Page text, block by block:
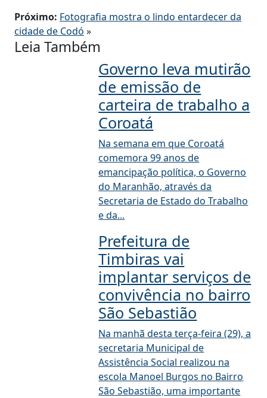
Próximo: Fotografia mostra o lindo entardecer da
cidade de Codó »
Leia Também
Governo leva mutirão
de emissão de
carteira de trabalho a
Coroatá
Na semana em que Coroatá
comemora 99 anos de
emancipação política, o Governo
do Maranhão, através da
Secretaria de Estado do Trabalho
e da...
Prefeitura de
Timbiras vai
implantar serviços de
convivência no bairro
São Sebastião
Na manhã desta terça-feira (29), a
secretaria Municipal de
Assistência Social realizou na
escola Manoel Burgos no Bairro
São Sebastião, uma importante